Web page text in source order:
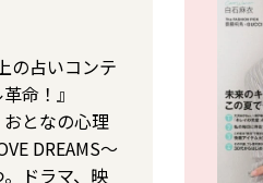
の占いコンテ
命！』
となの心理
DREAMS〜
ドラマ、映